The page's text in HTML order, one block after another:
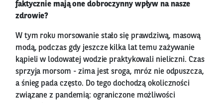
faktycznie mają one dobroczynny wpływ na nasze
zdrowie?
W tym roku morsowanie stało się prawdziwą, masową
modą, podczas gdy jeszcze kilka lat temu zażywanie
kąpieli w lodowatej wodzie praktykowali nieliczni. Czas
sprzyja morsom - zima jest sroga, mróz nie odpuszcza,
a śnieg pada często. Do tego dochodzą okoliczności
związane z pandemią: ograniczone możliwości